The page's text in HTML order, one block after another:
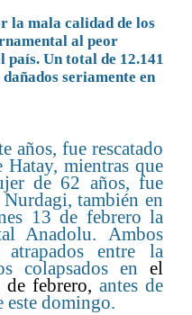
la mala calidad de los
al peor
país. Un total de 12.141
seriamente en
años, fue rescatado
mientras que
de 62 años, fue
también en
13 de febrero la
Anadolu. Ambos
entre la
colapsados en el
febrero, antes de
este domingo.